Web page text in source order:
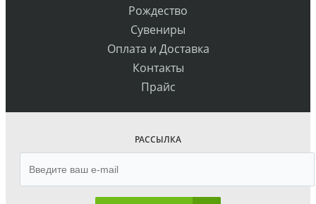
Рождество
Сувениры
Оплата и Доставка
Контакты
Прайс
РАССЫЛКА